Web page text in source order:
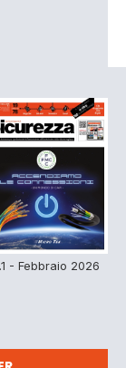
- Febbraio 2026